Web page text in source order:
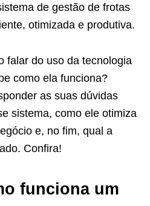
de gestão de frotas
otimizada e produtiva.
falar do uso da tecnologia
como ela funciona?
as suas dúvidas
sistema, como ele otimiza
e, no fim, qual a
Confira!
funciona um